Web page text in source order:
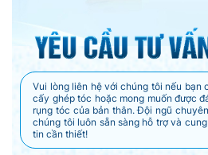
Vui lòng liên hệ với chúng tôi nếu bạn
cấy ghép tóc hoặc mong muốn được
rụng tóc của bản thân. Đội ngũ
chúng tôi luôn sẵn sàng hỗ trợ và
tin cần thiết!